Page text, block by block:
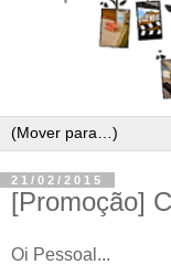
21/02/2015
[Promoção]
Oi Pessoal...